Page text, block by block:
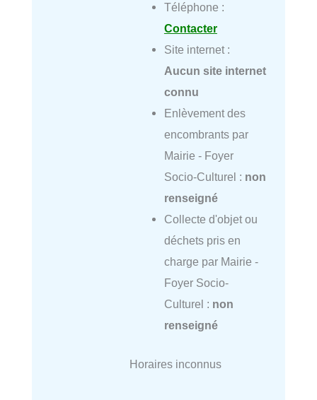
Téléphone :
Contacter
Site internet :
Aucun site internet
connu
Enlèvement des
encombrants par
Mairie - Foyer
Socio-Culturel : non
renseigné
Collecte d'objet ou
déchets pris en
charge par Mairie -
Foyer Socio-
Culturel : non
renseigné
Horaires inconnus